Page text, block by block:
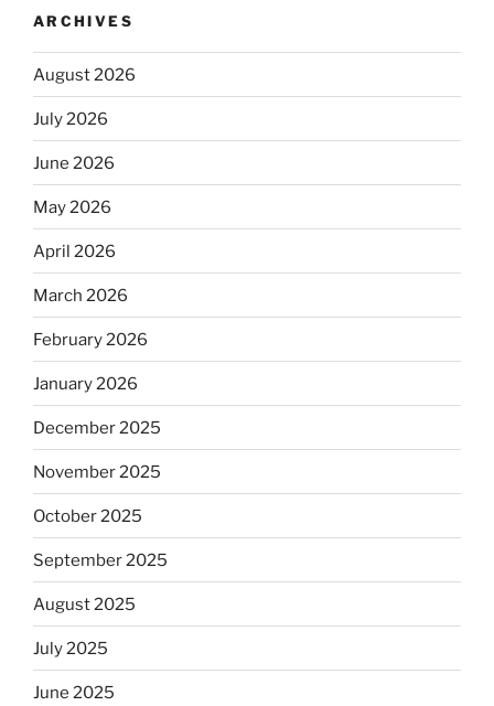
ARCHIVES
August 2026
July 2026
June 2026
May 2026
April 2026
March 2026
February 2026
January 2026
December 2025
November 2025
October 2025
September 2025
August 2025
July 2025
June 2025